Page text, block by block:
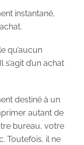
instantané,
qu’aucun
d’un achat
destiné à un
autant de
bureau, votre
Toutefois, il ne